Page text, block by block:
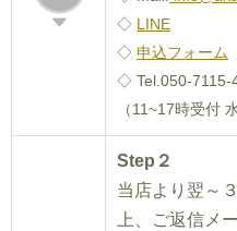
◇ LINE
◇ 申込フォーム
◇ Tel.050-7115-
（11~17時受付
Step２
当店より翌～
上、ご返信メ